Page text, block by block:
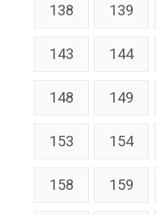
138 139
143 144
148 149
153 154
158 159